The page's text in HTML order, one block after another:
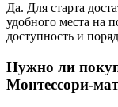
Да. Для старта
удобного места на
доступность и
Нужно ли
Монтессори-